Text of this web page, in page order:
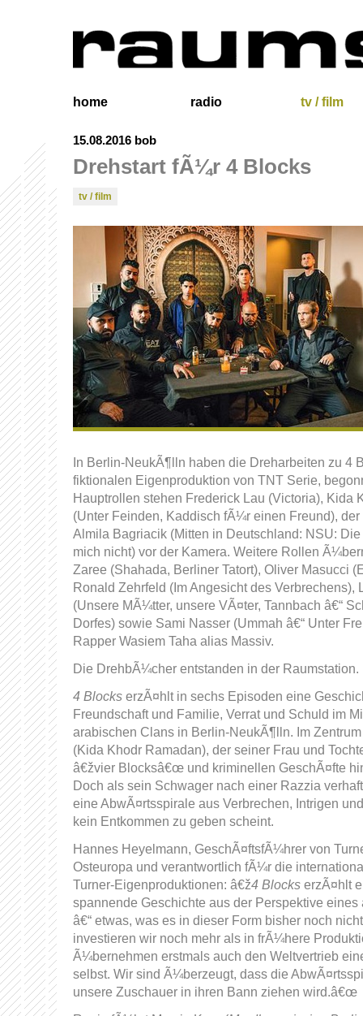
home radio tv / film
15.08.2016 bob
Drehstart fÃ¼r 4 Blocks
tv / film
In Berlin-NeukÃ¶lln haben die Dreharbeiten zu 4
fiktionalen Eigenproduktion von TNT Serie,
Hauptrollen stehen Frederick Lau (Victoria), Kida
(Unter Feinden, Kaddisch fÃ¼r einen Freund),
Almila Bagriacik (Mitten in Deutschland: NSU: Die
mich nicht) vor der Kamera. Weitere Rollen
Zaree (Shahada, Berliner Tatort), Oliver Masucci
Ronald Zehrfeld (Im Angesicht des Verbrechens),
(Unsere MÃ¼tter, unsere VÃ¤ter, Tannbach â€“
Dorfes) sowie Sami Nasser (Ummah â€“ Unter
Rapper Wasiem Taha alias Massiv.
Die DrehbÃ¼cher entstanden in der Raumstation.
4 Blocks erzÃ¤hlt in sechs Episoden eine
Freundschaft und Familie, Verrat und Schuld im
arabischen Clans in Berlin-NeukÃ¶lln. Im
(Kida Khodr Ramadan), der seiner Frau und
â€žvier Blocksâ€œ und kriminellen GeschÃ¤fte
Doch als sein Schwager nach einer Razzia
eine AbwÃ¤rtsspirale aus Verbrechen, Intrigen
kein Entkommen zu geben scheint.
Hannes Heyelmann, GeschÃ¤ftsfÃ¼hrer von
Osteuropa und verantwortlich fÃ¼r die
Turner-Eigenproduktionen: â€ž4 Blocks erzÃ¤hlt
spannende Geschichte aus der Perspektive
â€“ etwas, was es in dieser Form bisher noch
investieren wir noch mehr als in frÃ¼here
Ã¼bernehmen erstmals auch den Weltvertrieb
selbst. Wir sind Ã¼berzeugt, dass die
unsere Zuschauer in ihren Bann ziehen wird.â€œ